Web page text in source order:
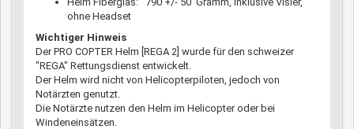
ohne Headset
Wichtiger Hinweis
Der PRO COPTER Helm [REGA 2] wurde für den schweizer
"REGA" Rettungsdienst entwickelt.
Der Helm wird nicht von Helicopterpiloten, jedoch von
Notärzten genutzt.
Die Notärzte nutzen den Helm im Helicopter oder bei
Windeneinsätzen.